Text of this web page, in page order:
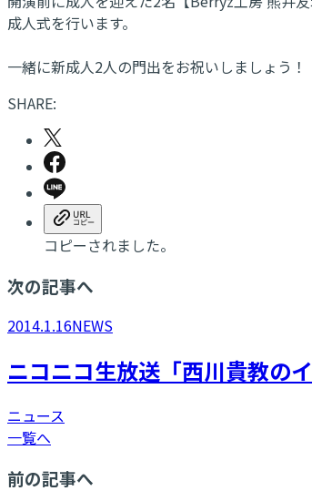
成人式を行います。
一緒に新成人2人の門出をお祝いしましょう！
SHARE:
コピーされました。
次の記事へ
2014.1.16NEWS
ニコニコ生放送「西川貴教の
ニュース
一覧へ
前の記事へ